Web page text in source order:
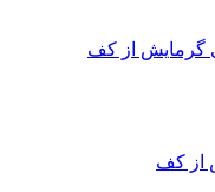
گرمایش از کف
از کف